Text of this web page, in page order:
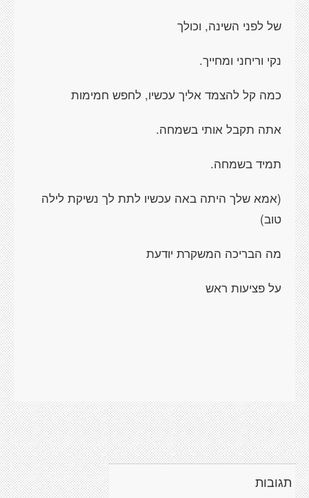
של לפני השינה, וכולך
נקי וריחני ומחייך.
כמה קל להצמד אליך עכשיו, לחפש חמימות
אתה תקבל אותי בשמחה.
תמיד בשמחה.
(אמא שלך היתה באה עכשיו לתת לך נשיקת לילה
טוב)
מה הבריכה המשקרת יודעת
על פציעות ראש
תגובות